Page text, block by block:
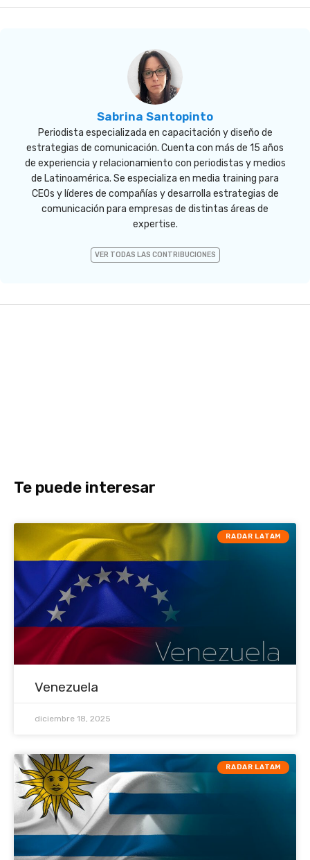
Sabrina Santopinto
Periodista especializada en capacitación y diseño de
estrategias de comunicación. Cuenta con más de 15 años
de experiencia y relacionamiento con periodistas y medios
de Latinoamérica. Se especializa en media training para
CEOs y líderes de compañías y desarrolla estrategias de
comunicación para empresas de distintas áreas de
expertise.
VER TODAS LAS CONTRIBUCIONES
Te puede interesar
RADAR LATAM
Venezuela
diciembre 18, 2025
RADAR LATAM